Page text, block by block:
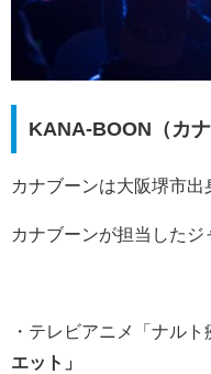
KANA‐BOON（カナ
カナブーンは大阪堺市出
カナブーンが担当したジ
・テレビアニメ「ナル
エット」